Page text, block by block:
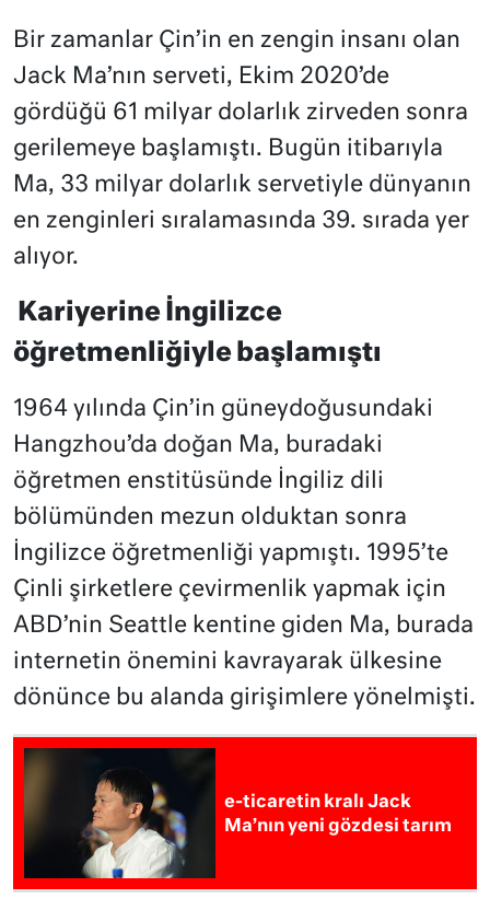
Bir zamanlar Çin’in en zengin insanı olan
Jack Ma’nın serveti, Ekim 2020’de
gördüğü 61 milyar dolarlık zirveden sonra
gerilemeye başlamıştı. Bugün itibarıyla
Ma, 33 milyar dolarlık servetiyle dünyanın
en zenginleri sıralamasında 39. sırada yer
alıyor.
Kariyerine İngilizce
öğretmenliğiyle başlamıştı
1964 yılında Çin’in güneydoğusundaki
Hangzhou’da doğan Ma, buradaki
öğretmen enstitüsünde İngiliz dili
bölümünden mezun olduktan sonra
İngilizce öğretmenliği yapmıştı. 1995’te
Çinli şirketlere çevirmenlik yapmak için
ABD’nin Seattle kentine giden Ma, burada
internetin önemini kavrayarak ülkesine
dönünce bu alanda girişimlere yönelmişti.
e-ticaretin kralı Jack
Ma’nın yeni gözdesi tarım